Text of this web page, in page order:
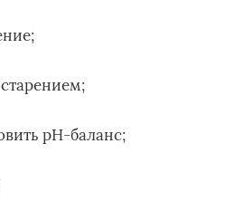
рН-баланс;